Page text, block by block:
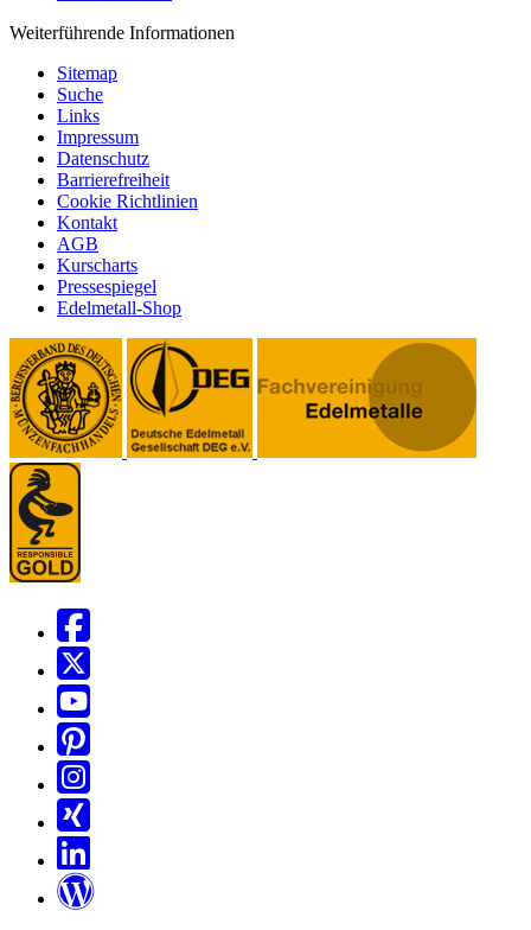
Weiterführende Informationen
Sitemap
Suche
Links
Impressum
Datenschutz
Barrierefreiheit
Cookie Richtlinien
Kontakt
AGB
Kurscharts
Pressespiegel
Edelmetall-Shop